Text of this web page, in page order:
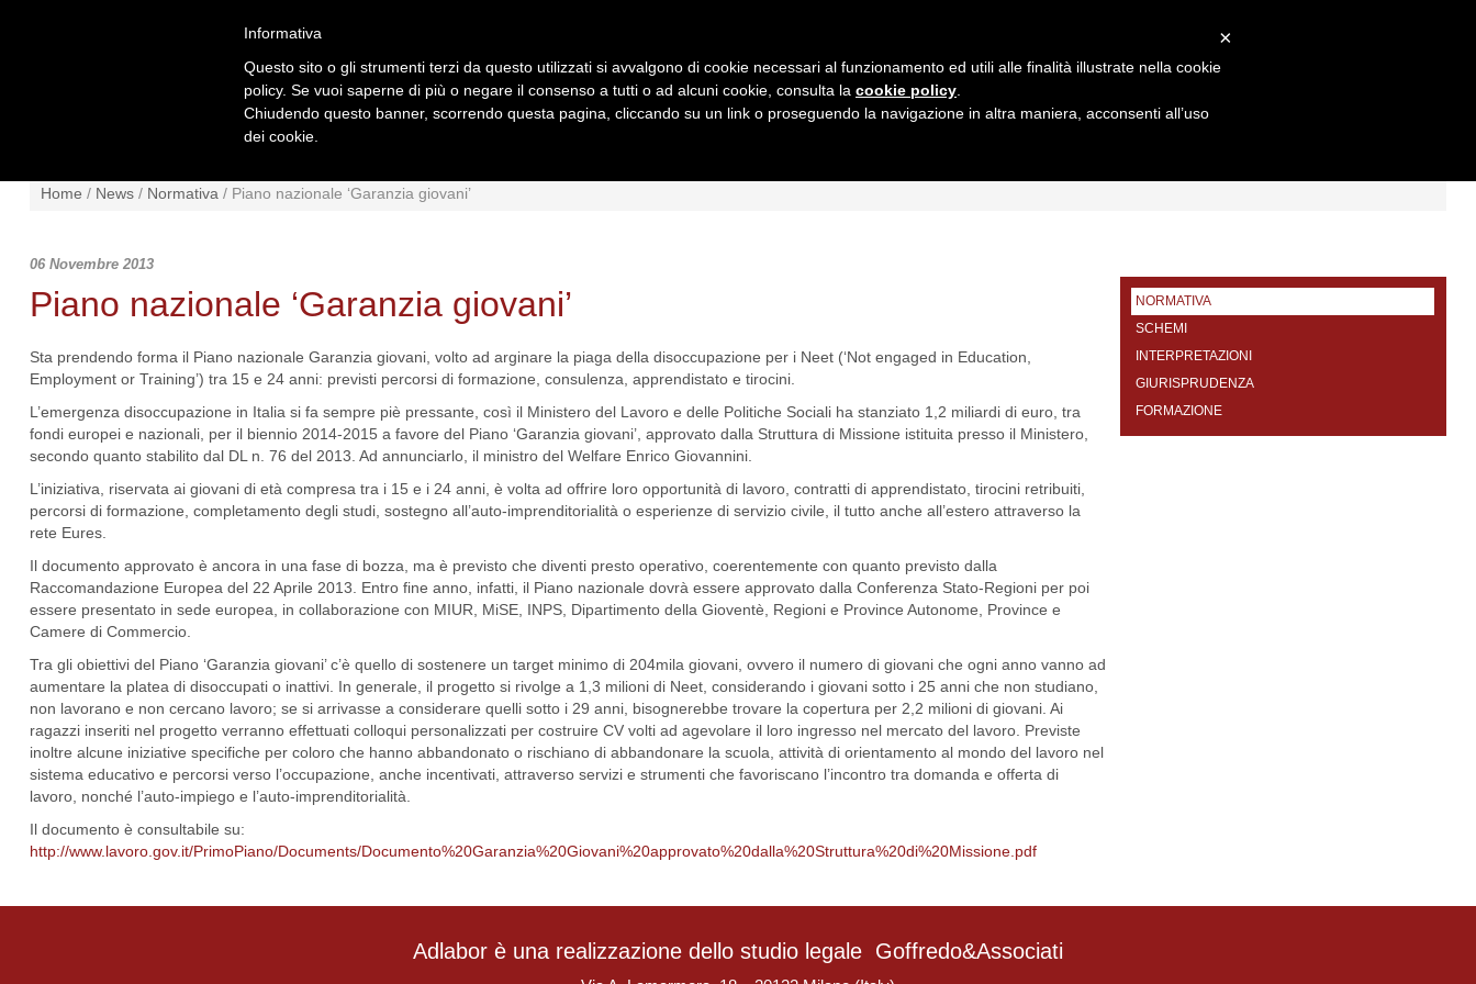
NEWS NORMATIVA
Home / News / Normativa / Piano nazionale ‘Garanzia giovani’
06 Novembre 2013
Piano nazionale ‘Garanzia giovani’
Sta prendendo forma il Piano nazionale Garanzia giovani, volto ad arginare la piaga della disoccupazione per i Neet (‘Not engaged in Education,
Employment or Training’) tra 15 e 24 anni: previsti percorsi di formazione, consulenza, apprendistato e tirocini.
L’emergenza disoccupazione in Italia si fa sempre piè pressante, così il Ministero del Lavoro e delle Politiche Sociali ha stanziato 1,2 miliardi di euro, tra
fondi europei e nazionali, per il biennio 2014-2015 a favore del Piano ‘Garanzia giovani’, approvato dalla Struttura di Missione istituita presso il Ministero,
secondo quanto stabilito dal DL n. 76 del 2013. Ad annunciarlo, il ministro del Welfare Enrico Giovannini.
L’iniziativa, riservata ai giovani di età compresa tra i 15 e i 24 anni, è volta ad offrire loro opportunità di lavoro, contratti di apprendistato, tirocini retribuiti,
percorsi di formazione, completamento degli studi, sostegno all’auto-imprenditorialità o esperienze di servizio civile, il tutto anche all’estero attraverso la
rete Eures.
Il documento approvato è ancora in una fase di bozza, ma è previsto che diventi presto operativo, coerentemente con quanto previsto dalla
Raccomandazione Europea del 22 Aprile 2013. Entro fine anno, infatti, il Piano nazionale dovrà essere approvato dalla Conferenza Stato-Regioni per poi
essere presentato in sede europea, in collaborazione con MIUR, MiSE, INPS, Dipartimento della Gioventè, Regioni e Province Autonome, Province e
Camere di Commercio.
Tra gli obiettivi del Piano ‘Garanzia giovani’ c’è quello di sostenere un target minimo di 204mila giovani, ovvero il numero di giovani che ogni anno vanno ad
aumentare la platea di disoccupati o inattivi. In generale, il progetto si rivolge a 1,3 milioni di Neet, considerando i giovani sotto i 25 anni che non studiano,
non lavorano e non cercano lavoro; se si arrivasse a considerare quelli sotto i 29 anni, bisognerebbe trovare la copertura per 2,2 milioni di giovani. Ai
ragazzi inseriti nel progetto verranno effettuati colloqui personalizzati per costruire CV volti ad agevolare il loro ingresso nel mercato del lavoro. Previste
inoltre alcune iniziative specifiche per coloro che hanno abbandonato o rischiano di abbandonare la scuola, attività di orientamento al mondo del lavoro nel
sistema educativo e percorsi verso l’occupazione, anche incentivati, attraverso servizi e strumenti che favoriscano l’incontro tra domanda e offerta di
lavoro, nonché l’auto-impiego e l’auto-imprenditorialità.
Il documento è consultabile su:
http://www.lavoro.gov.it/PrimoPiano/Documents/Documento%20Garanzia%20Giovani%20approvato%20dalla%20Struttura%20di%20Missione.pdf
NORMATIVA
SCHEMI
INTERPRETAZIONI
GIURISPRUDENZA
FORMAZIONE
Adlabor è una realizzazione dello studio legale Goffredo&Associati
×
Informativa
Questo sito o gli strumenti terzi da questo utilizzati si avvalgono di cookie necessari al funzionamento ed utili alle finalità illustrate nella cookie
policy. Se vuoi saperne di più o negare il consenso a tutti o ad alcuni cookie, consulta la cookie policy
Chiudendo questo banner, scorrendo questa pagina, cliccando su un link o proseguendo la navigazione in altra maniera, acconsenti all’uso
dei cookie.